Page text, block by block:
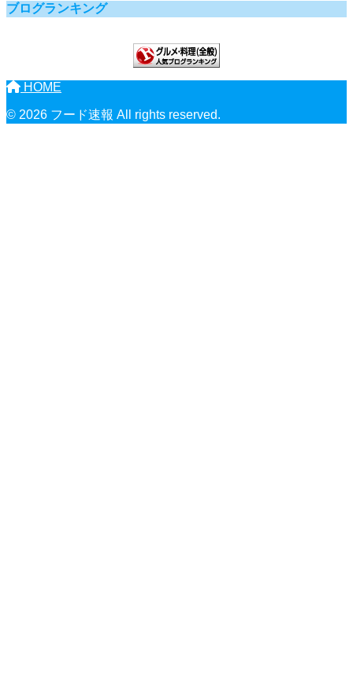
ブログランキング
HOME
© 2026 フード速報 All rights reserved.